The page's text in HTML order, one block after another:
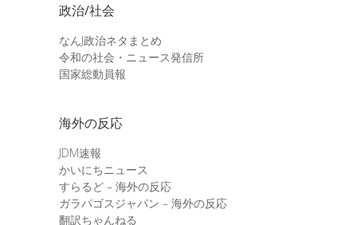
政治/社会
なんJ政治ネタまとめ
令和の社会・ニュース発信所
国家総動員報
海外の反応
JDM速報
かいにちニュース
すらるど – 海外の反応
ガラパゴスジャパン – 海外の反応
翻訳ちゃんねる